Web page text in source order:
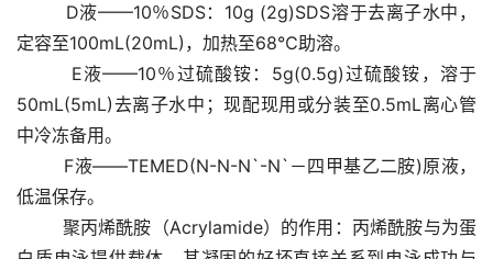
D液——10％SDS：10g (2g)SDS溶于去离子水中，
定容至100mL(20mL)，加热至68℃助溶。
E液——10％过硫酸铵：5g(0.5g)过硫酸铵，溶于
50mL(5mL)去离子水中；现配现用或分装至0.5mL离心管
中冷冻备用。
F液——TEMED(N-N-N`-N`－四甲基乙二胺)原液，
低温保存。
聚丙烯酰胺（Acrylamide）的作用：丙烯酰胺与为蛋